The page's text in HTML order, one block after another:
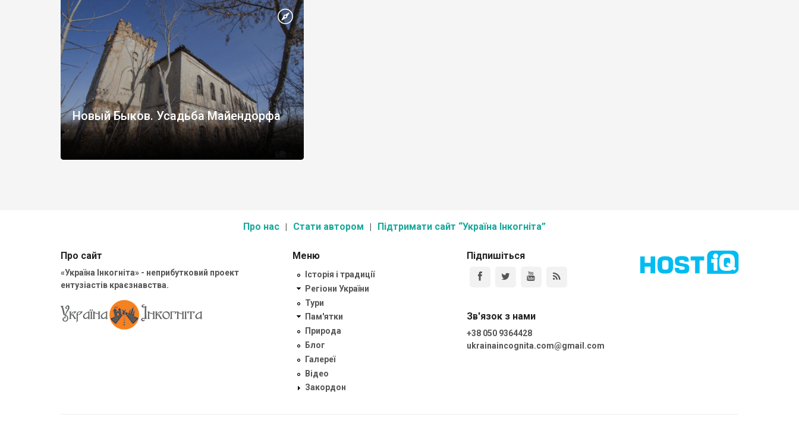
батьком і переселилися на лівий берег річки. Там, де жив
старий Бик, утворилося […]
Новый Быков. Усадьба Майендорфа
Про нас Стати автором Підтримати сайт “Україна Інкогніта”
Про сайт
«Україна Інкогніта» - неприбутковий проект
ентузіастів краєзнавства.
Меню
Історія і традиції
Регіони України
Тури
Пам'ятки
Природа
Блог
Галереї
Відео
Закордон
Підпишіться
Зв'язок з нами
+38 050 9364428
ukrainaincognita.com@gmail.com